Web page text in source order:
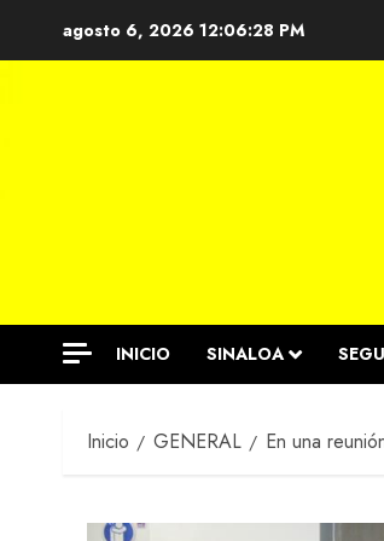
agosto 6, 2026 12:06:29 PM
INICIO SINALOA
Inicio GENERAL En una